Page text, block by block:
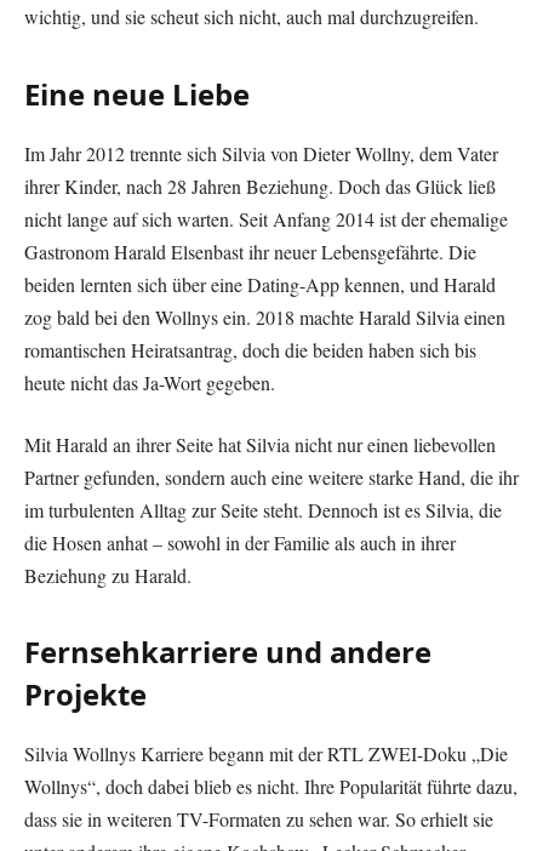
wichtig, und sie scheut sich nicht, auch mal durchzugreifen.
Eine neue Liebe
Im Jahr 2012 trennte sich Silvia von Dieter Wollny, dem Vater
ihrer Kinder, nach 28 Jahren Beziehung. Doch das Glück ließ
nicht lange auf sich warten. Seit Anfang 2014 ist der ehemalige
Gastronom Harald Elsenbast ihr neuer Lebensgefährte. Die
beiden lernten sich über eine Dating-App kennen, und Harald
zog bald bei den Wollnys ein. 2018 machte Harald Silvia einen
romantischen Heiratsantrag, doch die beiden haben sich bis
heute nicht das Ja-Wort gegeben.
Mit Harald an ihrer Seite hat Silvia nicht nur einen liebevollen
Partner gefunden, sondern auch eine weitere starke Hand, die ihr
im turbulenten Alltag zur Seite steht. Dennoch ist es Silvia, die
die Hosen anhat – sowohl in der Familie als auch in ihrer
Beziehung zu Harald.
Fernsehkarriere und andere
Projekte
Silvia Wollnys Karriere begann mit der RTL ZWEI-Doku „Die
Wollnys“, doch dabei blieb es nicht. Ihre Popularität führte dazu,
dass sie in weiteren TV-Formaten zu sehen war. So erhielt sie